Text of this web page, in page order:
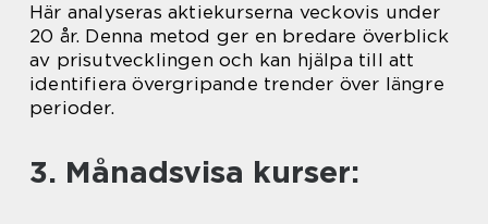
Här analyseras aktiekurserna veckovis under
20 år. Denna metod ger en bredare överblick
av prisutvecklingen och kan hjälpa till att
identifiera övergripande trender över längre
perioder.
3. Månadsvisa kurser: